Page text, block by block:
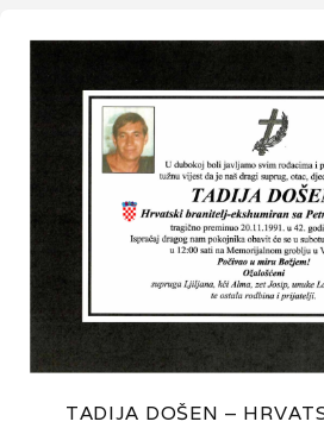
TADIJA DOŠEN –